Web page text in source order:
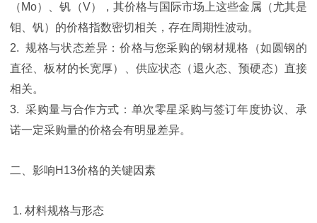
（Mo）、钒（V），其价格与国际市场上这些金属（尤其是
钼、钒）的价格指数密切相关，存在周期性波动。
2. 规格与状态差异：价格与您采购的钢材规格（如圆钢的
直径、板材的长宽厚）、供应状态（退火态、预硬态）直接
相关。
3. 采购量与合作方式：单次零星采购与签订年度协议、承
诺一定采购量的价格会有明显差异。
二、影响H13价格的关键因素
1. 材料规格与形态